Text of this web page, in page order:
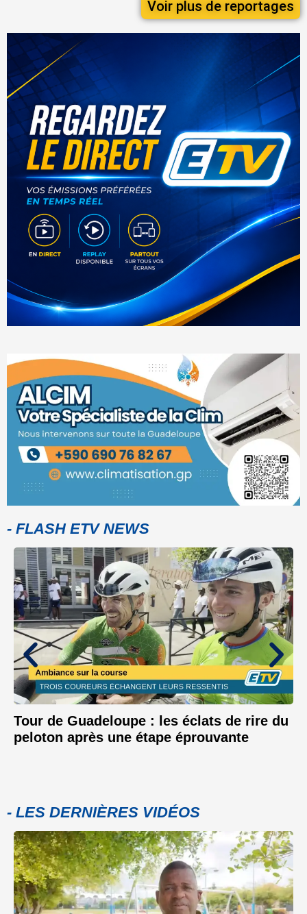
Voir plus de reportages
- FLASH ETV NEWS
Tour de Guadeloupe : les éclats de rire du
peloton après une étape éprouvante
- LES DERNIÈRES VIDÉOS